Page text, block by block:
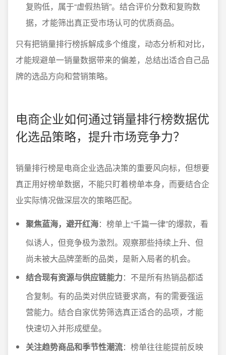
复购低，属于“虚假热销”。结合评价分数和复购数
据，才能筛出真正受市场认可的优质商品。
只有把销量排行榜拆解成多个维度，动态分析和对比，
才能规避单一销量数据带来的偏差，总结出适合自己品
牌的选品方向和营销策略。
电商企业如何通过销量排行榜数据优
化选品策略，提升市场竞争力？
销量排行榜是电商企业选品决策的重要风向标，但想要
真正用好榜单数据，不能只盯着榜单本身，而要结合企
业实际情况做深层次的策略匹配。
聚焦蓝海，避开红海：榜单上“千篇一律”的爆款，看
似诱人，但竞争极为激烈。观察那些持续上升、但
尚未被大品牌垄断的品类，是新入局者的机会。
结合现有资源与供应链能力：不是所有热销品都适
合复制。有的品类对供应链要求高，有的需要强运
营能力。结合自家优势筛选真正适合的品项，才能
快速切入并形成壁垒。
关注趋势商品和季节性潮流：榜单往往能提前反映